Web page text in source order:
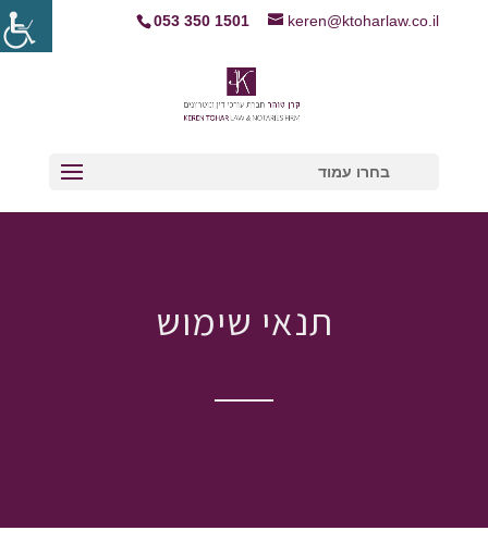
053 350 1501 keren@ktoharlaw.co.il
בחרו עמוד
תנאי שימוש